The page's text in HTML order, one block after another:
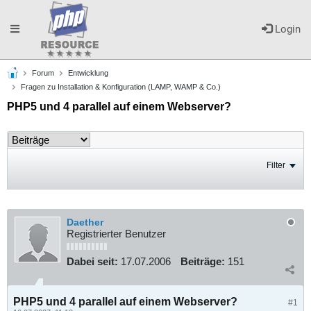
Login
Toggle
navigation
Forum
Entwicklung
Fragen zu Installation & Konfiguration (LAMP, WAMP & Co.)
PHP5 und 4 parallel auf einem Webserver?
Filter
Daether
Registrierter Benutzer
Dabei seit: 17.07.2006 Beiträge: 151
#1
PHP5 und 4 parallel auf einem Webserver?